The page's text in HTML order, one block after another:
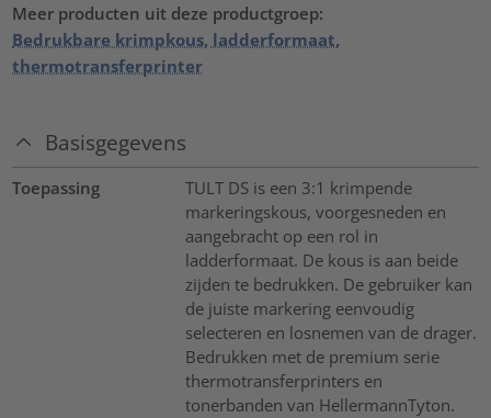
Meer producten uit deze productgroep:
Bedrukbare krimpkous, ladderformaat,
thermotransferprinter
Basisgegevens
Toepassing
TULT DS is een 3:1 krimpende
markeringskous, voorgesneden en
aangebracht op een rol in
ladderformaat. De kous is aan beide
zijden te bedrukken. De gebruiker kan
de juiste markering eenvoudig
selecteren en losnemen van de drager.
Bedrukken met de premium serie
thermotransferprinters en
tonerbanden van HellermannTyton.